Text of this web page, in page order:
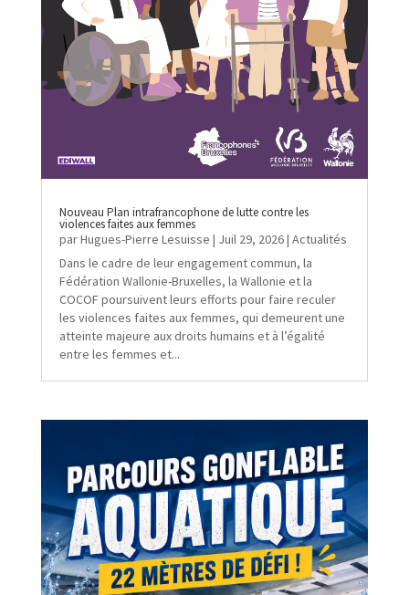
Nouveau Plan intrafrancophone de lutte contre les
violences faites aux femmes
parHugues-Pierre Lesuisse | Juil 29, 2026| Actualités
Dans le cadre de leur engagement commun, la
Fédération Wallonie-Bruxelles, la Wallonie et la
COCOF poursuivent leurs efforts pour faire reculer
les violences faites aux femmes, qui demeurent une
atteinte majeure aux droits humains et à l’égalité
entre les femmes et...